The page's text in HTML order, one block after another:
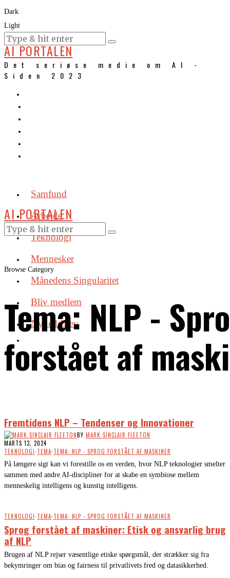
Dark
Light
KURSER
AI PORTALEN
Det seriøse medie om AI -
Siden 2023
Samfund
Arbejde
Teknologi
Mennesker
Månedens Singularitet
Bliv medlem
Nyhedsbrev
AI PORTALEN
Browse Category
Tema: NLP -
forstået af
Fremtidens NLP – Tendenser og Innovationer
BY MARK SINCLAIR FLEETON
MARTS 13, 2024
TEKNOLOGI·TEMA·TEMA: NLP - SPROG FORSTÅET AF MASKINER
På længere sigt kan vi forestille os en verden, hvor NLP teknologier smelter
sammen med andre AI-discipliner for at skabe en symbiose mellem
menneskelig intelligens og kunstig intelligens.
TEKNOLOGI·TEMA·TEMA: NLP - SPROG FORSTÅET AF MASKINER
Sprog forstået af maskiner: Etisk og ansvarlig brug
af NLP
Brugen af NLP rejser væsentlige etiske spørgsmål, der strækker sig fra
bekymringer om bias og fairness til privatlivets fred og datasikkerhed.